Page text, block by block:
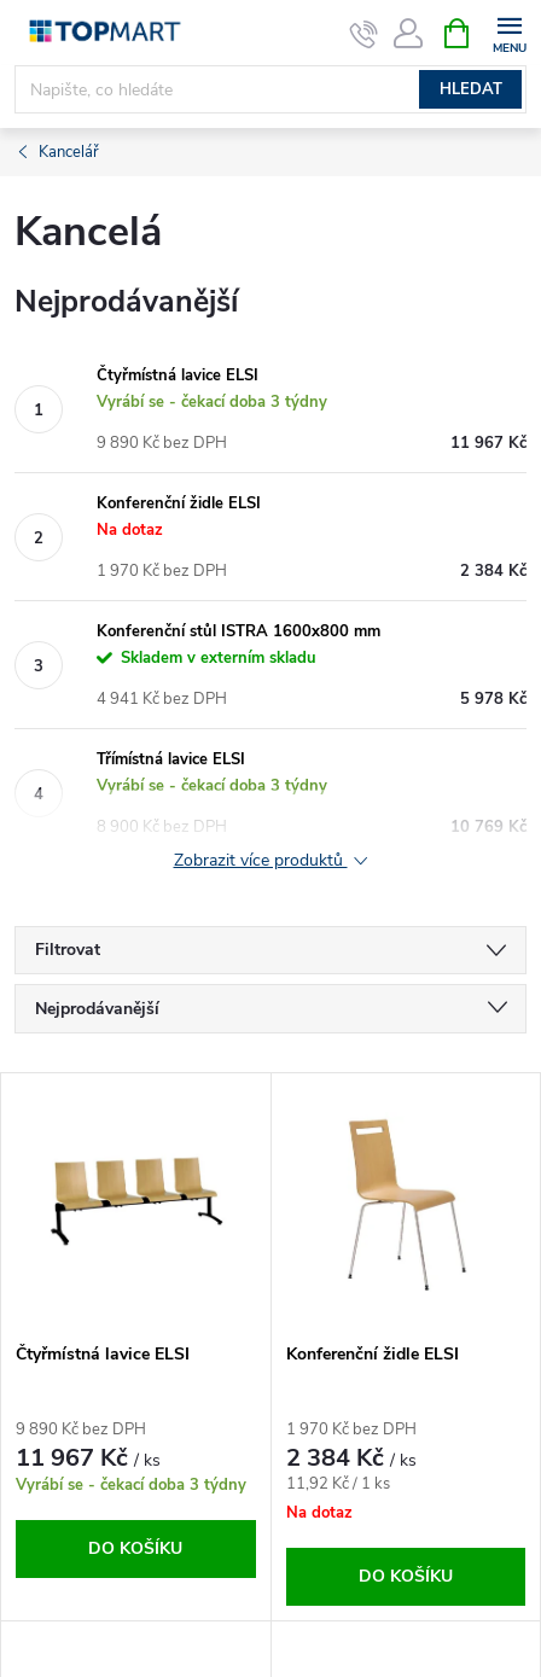
Přejít
obsah
HLEDAT
NÁKUPNÍ
KOŠÍK
Kancelář
Kancelá
Nejprodávanější
Čtyřmístná lavice ELSI
Vyrábí se - čekací doba 3 týdny
11 967 Kč
9 890 Kč bez DPH
Konferenční židle ELSI
Na dotaz
2 384 Kč
1 970 Kč bez DPH
Konferenční stůl ISTRA 1600x800 mm
Skladem v externím skladu
5 978 Kč
4 941 Kč bez DPH
Třímístná lavice ELSI
Vyrábí se - čekací doba 3 týdny
10 769 Kč
8 900 Kč bez DPH
Zobrazit více produktů
Filtrovat
Ř
a
p
r
o
u
Nejprodávanější
s
r
o
d
u
Čtyřmístná lavice ELSI
9 890 Kč bez DPH
11 967 Kč/ ks
Vyrábí se - čekací doba 3 týdny
DO KOŠÍKU
Konferenční židle ELSI
1 970 Kč bez DPH
2 384 Kč/ ks
Měrná
cena:
11,92 Kč / 1 ks
Na dotaz
DO KOŠÍKU